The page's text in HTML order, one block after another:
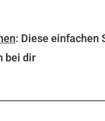
: Diese einfachen
bei dir